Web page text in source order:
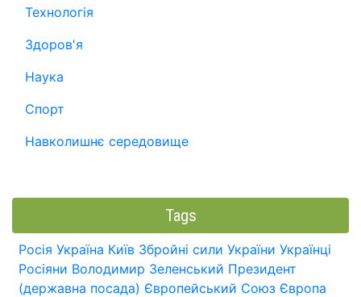
Технологія
Здоров'я
Наука
Спорт
Навколишнє середовище
Tags
Росія Україна Київ Збройні сили України Українці
Росіяни Володимир Зеленський Президент
(державна посада) Європейський Союз Європа